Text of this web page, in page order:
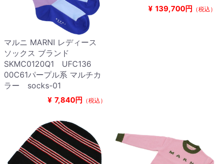
マルニ MARNI レディース
ソックス ブランド
SKMC0120Q1 UFC136
00C61パープル系 マルチカ
ラー socks-01
¥ 7,840円 （税込）
¥ 139,700円 （税込）